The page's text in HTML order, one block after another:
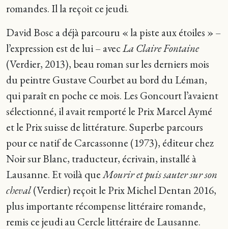
romandes. Il la reçoit ce jeudi.
David Bosc a déjà parcouru « la piste aux étoiles » –
l’expression est de lui – avecLa Claire Fontaine
(Verdier, 2013), beau roman sur les derniers mois
du peintre Gustave Courbet au bord du Léman,
qui paraît en poche ce mois. Les Goncourt l’avaient
sélectionné, il avait remporté le Prix Marcel Aymé
et le Prix suisse de littérature. Superbe parcours
pour ce natif de Carcassonne (1973), éditeur chez
Noir sur Blanc, traducteur, écrivain, installé à
Lausanne. Et voilà queMourir et puis sauter sur son
cheval(Verdier) reçoit le Prix Michel Dentan 2016,
plus importante récompense littéraire romande,
remis ce jeudi au Cercle littéraire de Lausanne.